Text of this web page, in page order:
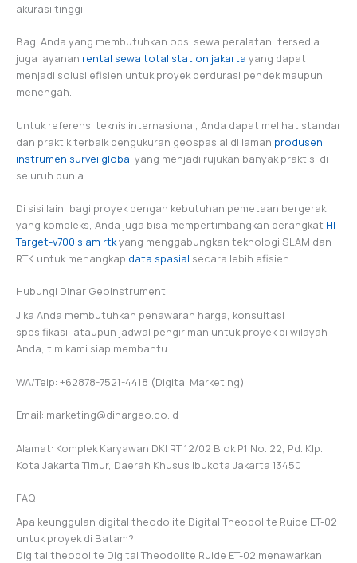
akurasi tinggi.
Bagi Anda yang membutuhkan opsi sewa peralatan, tersedia
juga layanan rental sewa total station jakarta yang dapat
menjadi solusi efisien untuk proyek berdurasi pendek maupun
menengah.
Untuk referensi teknis internasional, Anda dapat melihat standar
dan praktik terbaik pengukuran geospasial di laman produsen
instrumen survei global yang menjadi rujukan banyak praktisi di
seluruh dunia.
Di sisi lain, bagi proyek dengan kebutuhan pemetaan bergerak
yang kompleks, Anda juga bisa mempertimbangkan perangkat HI
Target-v700 slam rtkyang menggabungkan teknologi SLAM dan
RTK untuk menangkap data spasial secara lebih efisien.
Hubungi Dinar Geoinstrument
Jika Anda membutuhkan penawaran harga, konsultasi
spesifikasi, ataupun jadwal pengiriman untuk proyek di wilayah
Anda, tim kami siap membantu.
WA/Telp: +62878-7521-4418 (Digital Marketing)
Email: marketing@dinargeo.co.id
Alamat: Komplek Karyawan DKI RT 12/02 Blok P1 No. 22, Pd. Klp.,
Kota Jakarta Timur, Daerah Khusus Ibukota Jakarta 13450
FAQ
Apa keunggulan digital theodolite Digital Theodolite Ruide ET-02
untuk proyek di Batam?
Digital theodolite Digital Theodolite Ruide ET-02 menawarkan